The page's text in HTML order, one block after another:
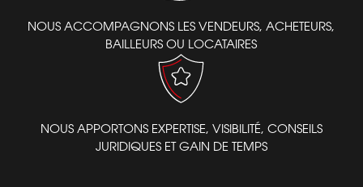
NOUS ACCOMPAGNONS LES VENDEURS, ACHETEURS,
BAILLEURS OU LOCATAIRES
NOUS APPORTONS EXPERTISE, VISIBILITÉ, CONSEILS
JURIDIQUES ET GAIN DE TEMPS